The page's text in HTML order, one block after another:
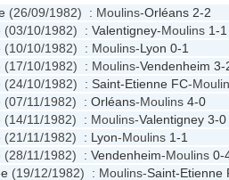
(26/09/1982) : Moulins-Orléans 2-2
(03/10/1982) : Valentigney-Moulins 1-1
(10/10/1982) : Moulins-Lyon 0-1
(17/10/1982) : Moulins-Vendenheim 3-
(24/10/1982) : Saint-Etienne FC-
(07/11/1982) : Orléans-Moulins 4-0
(14/11/1982) : Moulins-Valentigney 3-0
(21/11/1982) : Lyon-Moulins 1-1
(28/11/1982) : Vendenheim-Moulins 0-
(19/12/1982) : Moulins-Saint-Etienne